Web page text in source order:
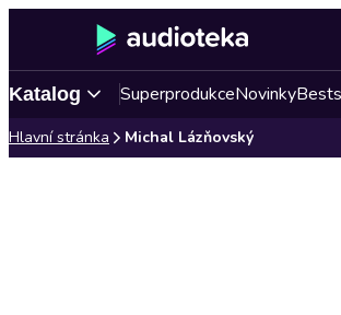
Katalog SuperprodukceNovinky
Hlavní stránka Michal Lázňovský